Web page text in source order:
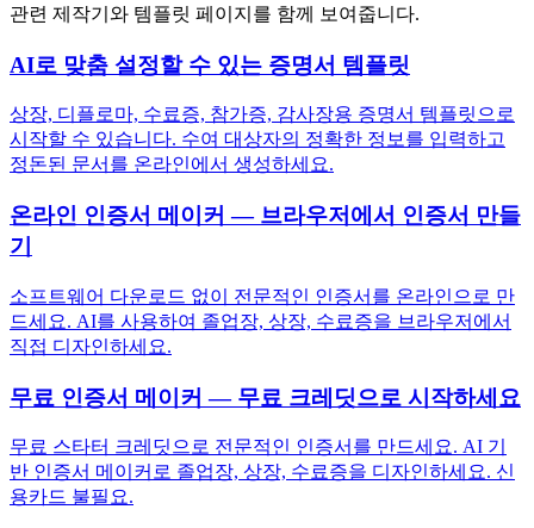
관련 제작기와 템플릿 페이지를 함께 보여줍니다.
AI로 맞춤 설정할 수 있는 증명서 템플릿
상장, 디플로마, 수료증, 참가증, 감사장용 증명서 템플릿으로
시작할 수 있습니다. 수여 대상자의 정확한 정보를 입력하고
정돈된 문서를 온라인에서 생성하세요.
온라인 인증서 메이커 — 브라우저에서 인증서 만들
기
소프트웨어 다운로드 없이 전문적인 인증서를 온라인으로 만
드세요. AI를 사용하여 졸업장, 상장, 수료증을 브라우저에서
직접 디자인하세요.
무료 인증서 메이커 — 무료 크레딧으로 시작하세요
무료 스타터 크레딧으로 전문적인 인증서를 만드세요. AI 기
반 인증서 메이커로 졸업장, 상장, 수료증을 디자인하세요. 신
용카드 불필요.